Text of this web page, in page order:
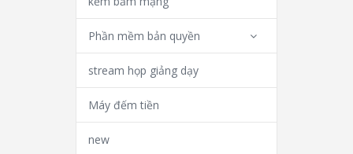
Phần mềm bản quyền
stream họp giảng dạy
Máy đếm tiền
new